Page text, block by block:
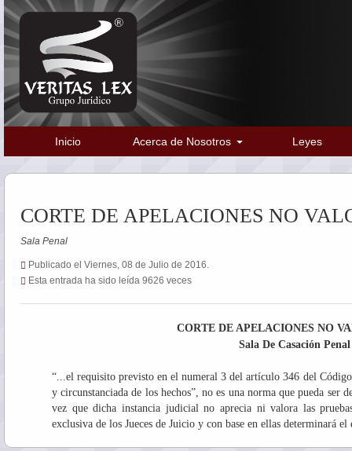
Inicio Acerca de Nosotros Leyes
CORTE DE APELACIONES NO
Sala Penal
Publicado el Viernes, 08 de Julio de 2016.
Esta entrada ha sido leída 9626 veces
CORTE DE APELACIONES NO
Sala De Casación
“...el requisito previsto en el numeral 3 del artículo 346 del
y circunstanciada de los hechos”, no es una norma que pueda
vez que dicha instancia judicial no aprecia ni valora las
exclusiva de los Jueces de Juicio y con base en ellas determinará